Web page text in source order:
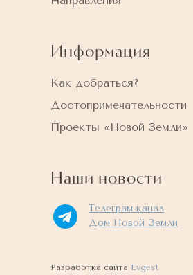
Телеграм-канал
Дом Новой Земли
Информация
Как добраться?
Достопримечательности
Проекты «Новой Земли»
Разработка сайта Evgest
Наши новости